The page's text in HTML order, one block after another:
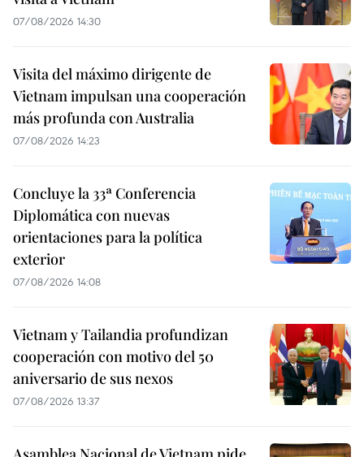
07/08/2026 14:30
Visita del máximo dirigente de
Vietnam impulsan una cooperación
más profunda con Australia
07/08/2026 14:23
Concluye la 33ª Conferencia
Diplomática con nuevas
orientaciones para la política
exterior
07/08/2026 14:08
Vietnam y Tailandia profundizan
cooperación con motivo del 50
aniversario de sus nexos
07/08/2026 13:37